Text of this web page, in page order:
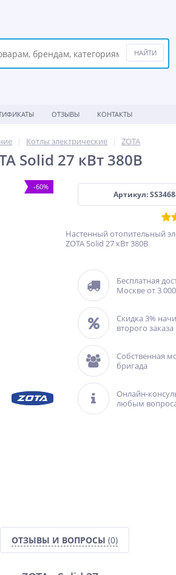
ОТЗЫВЫ КОНТАКТЫ
Котлы электрические ZOTA
Solid 27 кВт 380В
-60%
Артикул:
Настенный отопительный
ZOTA Solid 27 кВт 380В
Бесплатная
Москве от 3
Скидка 3%
второго заказа
Собственная
бригада
Онлайн-
любым
ОТЗЫВЫ И ВОПРОСЫ (0)